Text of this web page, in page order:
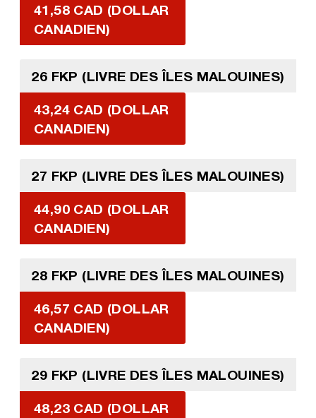
41,58 CAD (DOLLAR
CANADIEN)
26 FKP (LIVRE DES ÎLES MALOUINES)
43,24 CAD (DOLLAR
CANADIEN)
27 FKP (LIVRE DES ÎLES MALOUINES)
44,90 CAD (DOLLAR
CANADIEN)
28 FKP (LIVRE DES ÎLES MALOUINES)
46,57 CAD (DOLLAR
CANADIEN)
29 FKP (LIVRE DES ÎLES MALOUINES)
48,23 CAD (DOLLAR